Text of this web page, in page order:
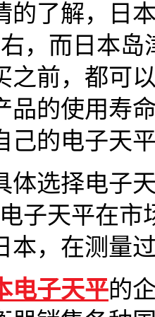
的了解，日
，而日本岛
之前，都可
品的使用寿
己的电子天
体选择电子
子天平在
本，在测量
电子天平的